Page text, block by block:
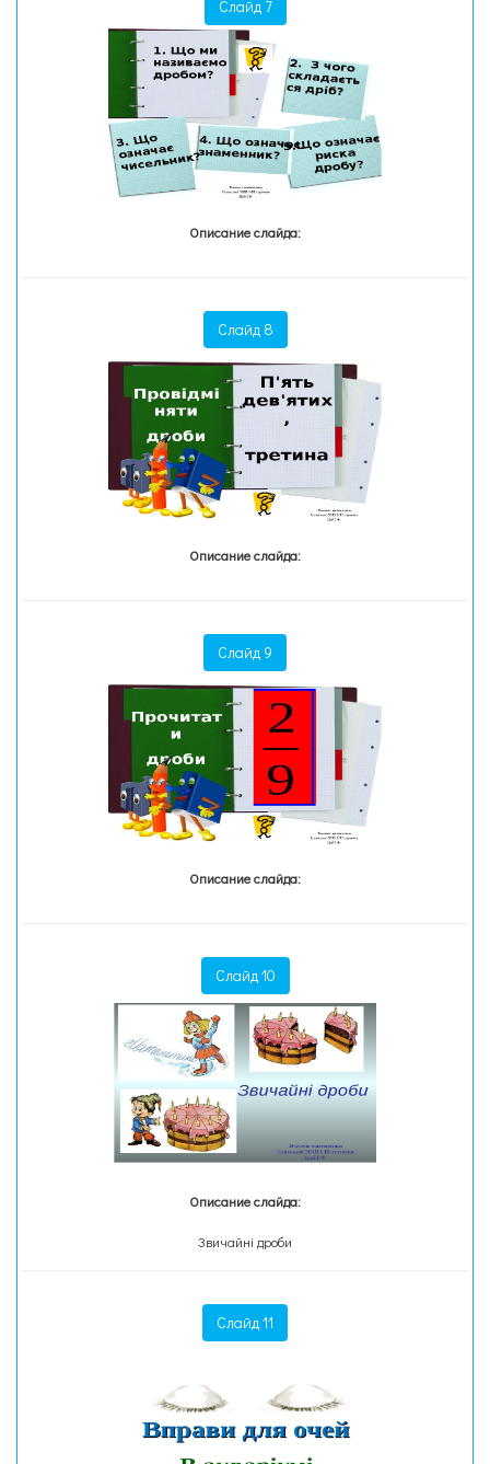
Слайд 7
Описание слайда:
Слайд 8
Описание слайда:
Слайд 9
Описание слайда:
Слайд 10
Описание слайда:
Звичайні дроби
Слайд 11